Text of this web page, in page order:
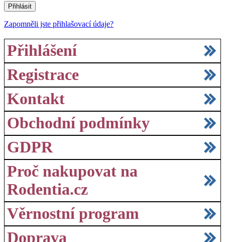
Zapomněli jste přihlašovací údaje?
Přihlášení
Registrace
Kontakt
Obchodní podmínky
GDPR
Proč nakupovat na
Rodentia.cz
Věrnostní program
Doprava